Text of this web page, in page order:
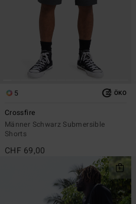
5 ÖKO
Crossfire
Männer Schwarz Submersible
Shorts
CHF 69,00